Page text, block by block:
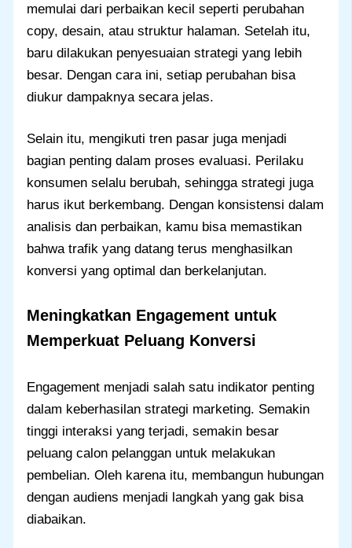
memulai dari perbaikan kecil seperti perubahan
copy, desain, atau struktur halaman. Setelah itu,
baru dilakukan penyesuaian strategi yang lebih
besar. Dengan cara ini, setiap perubahan bisa
diukur dampaknya secara jelas.
Selain itu, mengikuti tren pasar juga menjadi
bagian penting dalam proses evaluasi. Perilaku
konsumen selalu berubah, sehingga strategi juga
harus ikut berkembang. Dengan konsistensi dalam
analisis dan perbaikan, kamu bisa memastikan
bahwa trafik yang datang terus menghasilkan
konversi yang optimal dan berkelanjutan.
Meningkatkan Engagement untuk
Memperkuat Peluang Konversi
Engagement menjadi salah satu indikator penting
dalam keberhasilan strategi marketing. Semakin
tinggi interaksi yang terjadi, semakin besar
peluang calon pelanggan untuk melakukan
pembelian. Oleh karena itu, membangun hubungan
dengan audiens menjadi langkah yang gak bisa
diabaikan.